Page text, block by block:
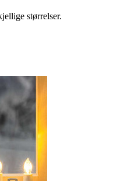
størrelser.